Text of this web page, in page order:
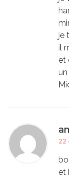
je
il
et
22
et